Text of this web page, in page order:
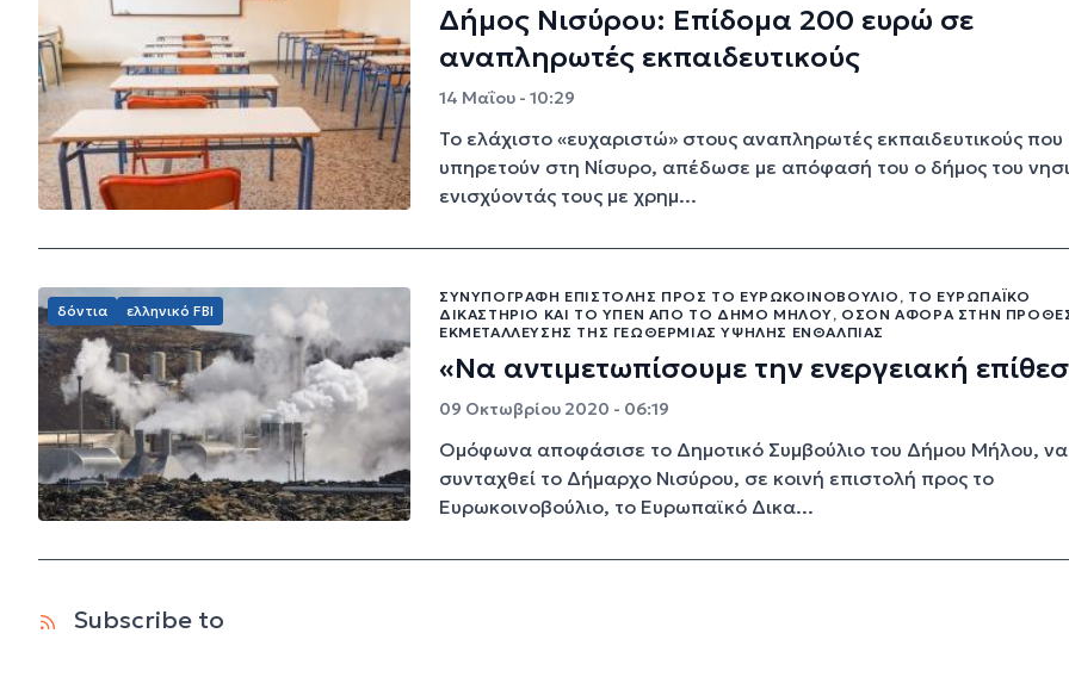
Δήμος Νισύρου: Επίδομα 200 ευρώ σε
αναπληρωτές εκπαιδευτικούς
14 Μαΐου - 10:29
Το ελάχιστο «ευχαριστώ» στους αναπληρωτές εκπαιδευτικούς που
υπηρετούν στη Νίσυρο, απέδωσε με απόφασή του ο δήμος του
ενισχύοντάς τους με χρημ...
δόντια ελληνικό FBI
ΣΥΝΥΠΟΓΡΑΦΉ ΕΠΙΣΤΟΛΉΣ ΠΡΟΣ ΤΟ ΕΥΡΩΚΟΙΝΟΒΟΎΛΙΟ, ΤΟ ΕΥΡΩΠΑΪΚΌ
ΔΙΚΑΣΤΉΡΙΟ ΚΑΙ ΤΟ ΥΠΕΝ ΑΠΌ ΤΟ ΔΉΜΟ ΜΉΛΟΥ, ΌΣΟΝ ΑΦΟΡΆ ΣΤΗΝ
ΕΚΜΕΤΆΛΛΕΥΣΗΣ ΤΗΣ ΓΕΩΘΕΡΜΊΑΣ ΥΨΗΛΉΣ ΕΝΘΑΛΠΊΑΣ
«Να αντιμετωπίσουμε την ενεργειακή
09 Οκτωβρίου 2020 - 06:19
Ομόφωνα αποφάσισε το Δημοτικό Συμβούλιο του Δήμου Μήλου, να
συνταχθεί το Δήμαρχο Νισύρου, σε κοινή επιστολή προς το
Ευρωκοινοβούλιο, το Ευρωπαϊκό Δικα...
Subscribe to